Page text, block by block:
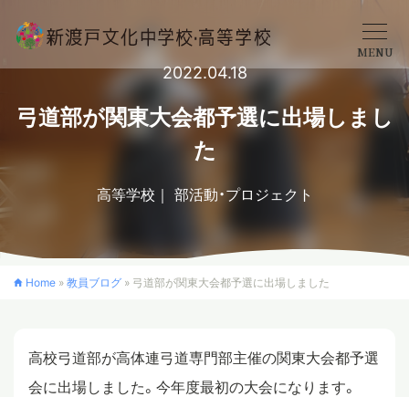
学校概要
クロスカリキュラム
MENU
2022.04.18
弓道部が関東大会都予選に出場しまし
た
高等学校 部活動・プロジェクト
Home » 教員ブログ » 弓道部が関東大会都予選に出場しました
高校弓道部が高体連弓道専門部主催の関東大会都予選
会に出場しました。今年度最初の大会になります。